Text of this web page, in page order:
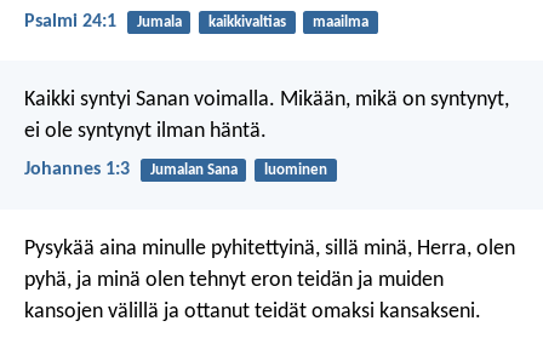
Psalmi 24:1 Jumala kaikkivaltias maailma
Kaikki syntyi Sanan voimalla. Mikään, mikä on syntynyt,
ei ole syntynyt ilman häntä.
Johannes 1:3 Jumalan Sana luominen
Pysykää aina minulle pyhitettyinä, sillä minä, Herra, olen
pyhä, ja minä olen tehnyt eron teidän ja muiden
kansojen välillä ja ottanut teidät omaksi kansakseni.